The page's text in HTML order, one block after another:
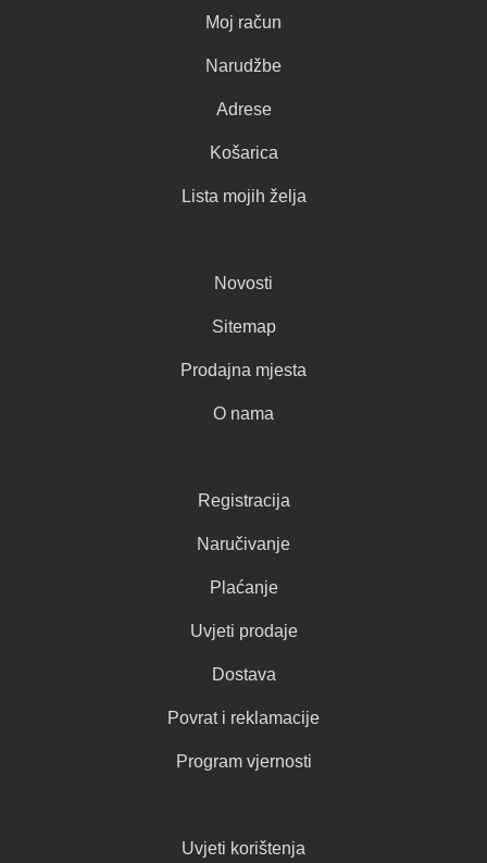
Moj račun
Narudžbe
Adrese
Košarica
Lista mojih želja
Novosti
Sitemap
Prodajna mjesta
O nama
Registracija
Naručivanje
Plaćanje
Uvjeti prodaje
Dostava
Povrat i reklamacije
Program vjernosti
Uvjeti korištenja